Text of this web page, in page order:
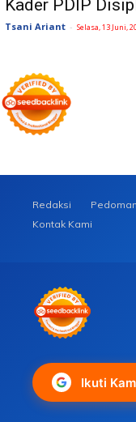
Kader PDIP
Tsani Ariant - Selasa, 13 Juni,
Redaksi
Kontak Kami
Ikuti